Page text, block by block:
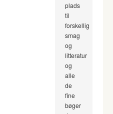
plads
til
forskellig
smag
og
litteratur
og
alle
de
fine
bøger